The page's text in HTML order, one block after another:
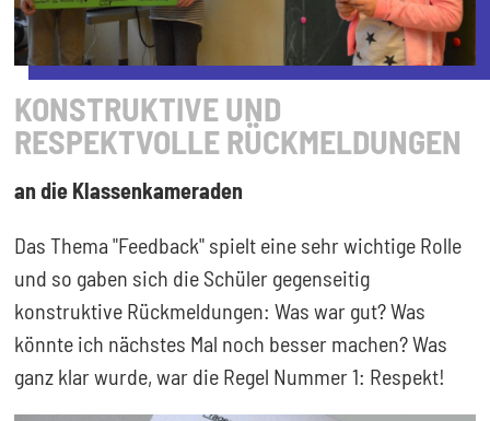
KONSTRUKTIVE UND
RESPEKTVOLLE RÜCKMELDUNGEN
an die Klassenkameraden
Das Thema "Feedback" spielt eine sehr wichtige Rolle
und so gaben sich die Schüler gegenseitig
konstruktive Rückmeldungen: Was war gut? Was
könnte ich nächstes Mal noch besser machen? Was
ganz klar wurde, war die Regel Nummer 1: Respekt!